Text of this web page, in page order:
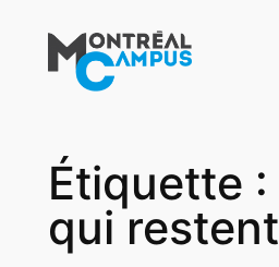
contenu
Étiquette :
qui restent